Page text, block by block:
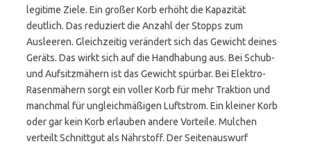
legitime Ziele. Ein großer Korb erhöht die Kapazität
deutlich. Das reduziert die Anzahl der Stopps zum
Ausleeren. Gleichzeitig verändert sich das Gewicht deines
Geräts. Das wirkt sich auf die Handhabung aus. Bei Schub-
und Aufsitzmähern ist das Gewicht spürbar. Bei Elektro-
Rasenmähern sorgt ein voller Korb für mehr Traktion und
manchmal für ungleichmäßigen Luftstrom. Ein kleiner Korb
oder gar kein Korb erlauben andere Vorteile. Mulchen
verteilt Schnittgut als Nährstoff. Der Seitenauswurf